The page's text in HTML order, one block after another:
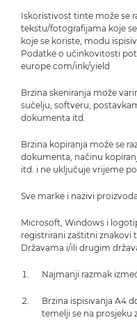
Iskoristivost tinte može se
tekstu/fotografijama koje
koje se koriste, modu
Podatke o učinkovitosti
europe.com/ink/yield
Brzina skeniranja može
sučelju, softveru,
dokumenta itd.
Brzina kopiranja može se
dokumenta, načinu
itd. i ne uključuje vrijeme
Sve marke i nazivi
Microsoft, Windows i
registrirani zaštitni znakovi
Državama i/ili drugim
Najmanji razmak
Brzina ispisivanja A4
temelji se na prosjeku